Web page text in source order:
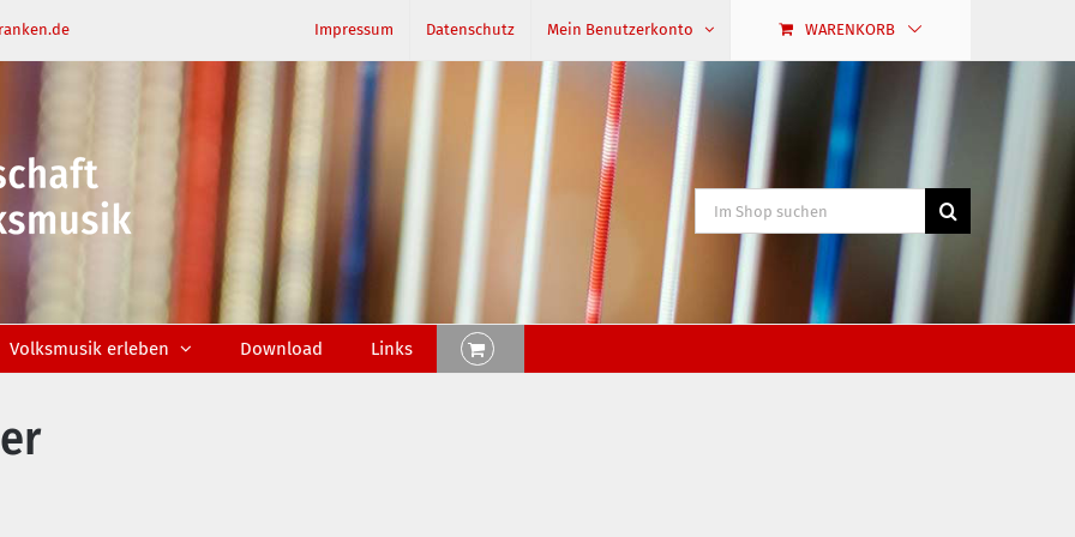
Impressum Datenschutz Mein Benutzerkonto WARENKORB
Suche
nach:
Volksmusik erleben Download Links